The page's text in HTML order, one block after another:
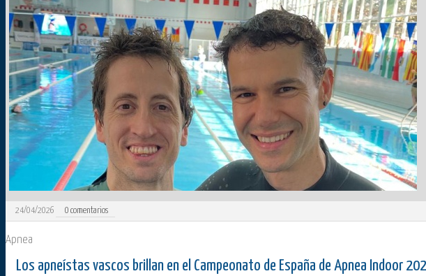
24/04/2026 0 comentarios
Apnea
Los apneístas vascos brillan en el Campeonato de España de Apnea Indoor